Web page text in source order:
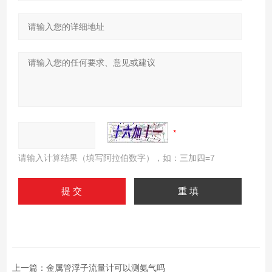
请输入计算结果（填写阿拉伯数字），如：三加四=7
上一篇： 金属管浮子流量计可以测氨气吗